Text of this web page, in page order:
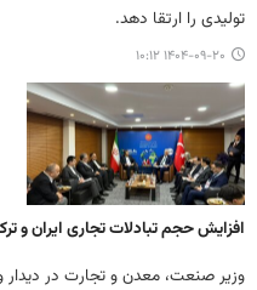
تولیدی را ارتقا دهد.
۱۴۰۴-۰۹-۲۰ ۱۰:۱۲
افزایش حجم تبادلات تجاری ایران و ترکیه به ۱۰
وزیر صنعت، معدن و تجارت در دیدار